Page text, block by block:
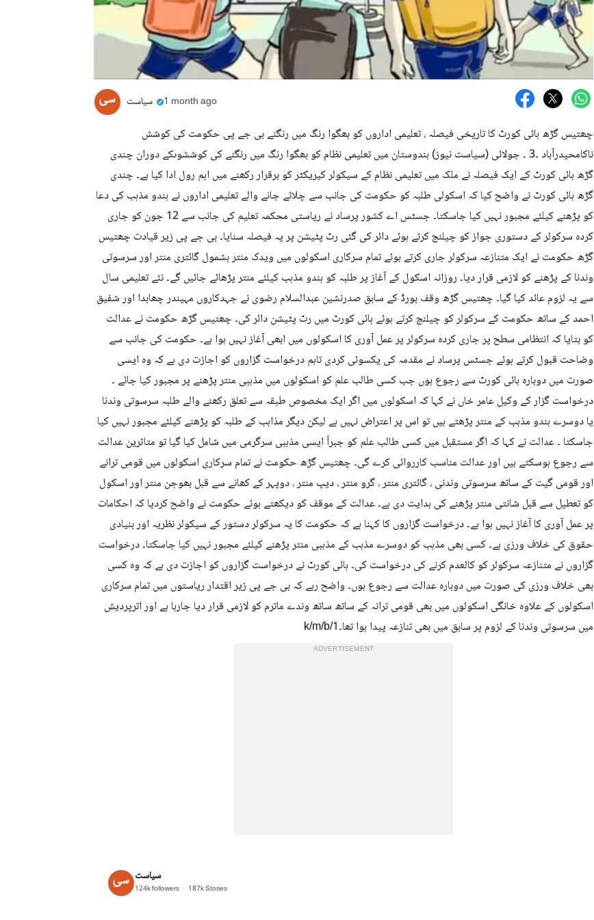
سیاست 1 month ago
چھتیس گڑھ ہائی کورٹ کا تاریخی فیصلہ ، تعلیمی اداروں کو بھگوا رنگ میں رنگنے بی جے پی حکومت کی کوشش
ناکامحیدرآباد ۔3 ۔ جولائی (سیاست نیوز) ہندوستان میں تعلیمی نظام کو بھگوا رنگ میں رنگنے کی کوششوںکے دوران چندی
گڑھ ہائی کورٹ کے ایک فیصلہ نے ملک میں تعلیمی نظام کے سیکولر کیریکٹر کو برقرار رکھنے میں اہم رول ادا کیا ہے۔ چندی
گڑھ ہائی کورٹ نے واضح کیا کہ اسکولی طلبہ کو حکومت کی جانب سے چلائے جانے والے تعلیمی اداروں نے ہندو مذہب کی دعا
کو پڑھنے کیلئے مجبور نہیں کیا جاسکتا۔ جسٹس اے کشور پرساد نے ریاستی محکمہ تعلیم کی جانب سے 12 جون کو جاری
کردہ سرکولر کے دستوری جواز کو چیلنج کرتے ہوئے دائر کی گئی رٹ پٹیشن پر یہ فیصلہ سنایا۔ بی جے پی زیر قیادت چھتیس
گڑھ حکومت نے ایک متنازعہ سرکولر جاری کرتے ہوئے تمام سرکاری اسکولوں میں ویدک منتر بشمول گائتری منتر اور سرسوتی
وندنا کے پڑھنے کو لازمی قرار دیا۔ روزانہ اسکول کے آغاز پر طلبہ کو ہندو مذہب کیلئے منتر پڑھائے جائیں گے۔ نئے تعلیمی سال
سے یہ لزوم عائد کیا گیا۔ چھتیس گڑھ وقف بورڈ کے سابق صدرنشین عبدالسلام رضوی نے جہدکاروں مہیندر چھابدا اور شفیق
احمد کے ساتھ حکومت کے سرکولر کو چیلنج کرتے ہوئے ہائی کورٹ میں رٹ پٹیشن دائر کی۔ چھتیس گڑھ حکومت نے عدالت
کو بتایا کہ انتظامی سطح پر جاری کردہ سرکولر پر عمل آوری کا اسکولوں میں ابھی آغاز نہیں ہوا ہے۔ حکومت کی جانب سے
وضاحت قبول کرتے ہوئے جسٹس پرساد نے مقدمہ کی یکسوئی کردی تاہم درخواست گزاروں کو اجازت دی ہے کہ وہ ایسی
صورت میں دوبارہ ہائی کورٹ سے رجوع ہوں جب کسی طالب علم کو اسکولوں میں مذہبی منتر پڑھنے پر مجبور کیا جائے ۔
درخواست گزار کے وکیل عامر خاں نے کہا کہ اسکولوں میں اگر ایک مخصوص طبقہ سے تعلق رکھنے والے طلبہ سرسوتی وندنا
یا دوسرے ہندو مذہب کے منتر پڑھتے ہیں تو اس پر اعتراض نہیں ہے لیکن دیگر مذاہب کے طلبہ کو پڑھنے کیلئے مجبور نہیں کیا
جاسکتا ۔ عدالت نے کہا کہ اگر مستقبل میں کسی طالب علم کو جبراً ایسی مذہبی سرگرمی میں شامل کیا گیا تو متاثرین عدالت
سے رجوع ہوسکتے ہیں اور عدالت مناسب کارروائی کرے گی۔ چھتیس گڑھ حکومت نے تمام سرکاری اسکولوں میں قومی ترانے
اور قومی گیت کے ساتھ سرسوتی وندنی ، گائتری منتر ، گرو منتر ، دیپ منتر ، دوپہر کے کھانے سے قبل بھوجن منتر اور اسکول
کو تعطیل سے قبل شانتی منتر پڑھنے کی ہدایت دی ہے۔ عدالت کے موقف کو دیکھتے ہوئے حکومت نے واضح کردیا کہ احکامات
پر عمل آوری کا آغاز نہیں ہوا ہے۔ درخواست گزاروں کا کہنا ہے کہ حکومت کا یہ سرکولر دستور کے سیکولر نظریہ اور بنیادی
حقوق کی خلاف ورزی ہے۔ کسی بھی مذہب کو دوسرے مذہب کے مذہبی منتر پڑھنے کیلئے مجبور نہیں کیا جاسکتا۔ درخواست
گزاروں نے متنازعہ سرکولر کو کالعدم کرنے کی درخواست کی۔ ہائی کورٹ نے درخواست گزاروں کو اجازت دی ہے کہ وہ کسی
بھی خلاف ورزی کی صورت میں دوبارہ عدالت سے رجوع ہوں۔ واضح رہے کہ بی جے پی زیر اقتدار ریاستوں میں تمام سرکاری
اسکولوں کے علاوہ خانگی اسکولوں میں بھی قومی ترانہ کے ساتھ ساتھ وندے ماترم کو لازمی قرار دیا جارہا ہے اور اترپردیش
میں سرسوتی وندنا کے لزوم پر سابق میں بھی تنازعہ پیدا ہوا تھا۔1/k/m/b
ADVERTISEMENT
سیاست
124kfollowers 187kStories